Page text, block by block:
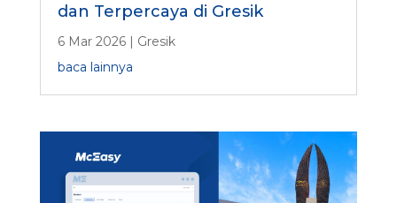
dan Terpercaya di Gresik
6 Mar 2026| Gresik
baca lainnya